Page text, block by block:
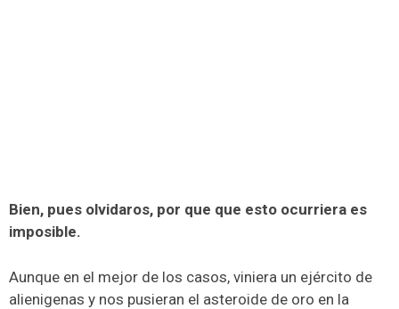
Bien, pues olvidaros, por que que esto ocurriera es
imposible.
Aunque en el mejor de los casos, viniera un ejército de
alienigenas y nos pusieran el asteroide de oro en la